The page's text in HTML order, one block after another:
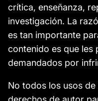
crítica, enseñanza,
investigación. La
es tan importante
contenido es que les
demandados por
No todos los usos